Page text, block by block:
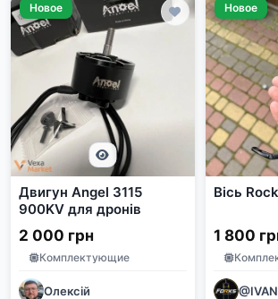
Новое
Двигун Angel 3115
900KV для дронів
2 000 грн
Комплектующие
Олексій
Новое
Вісь
1 800